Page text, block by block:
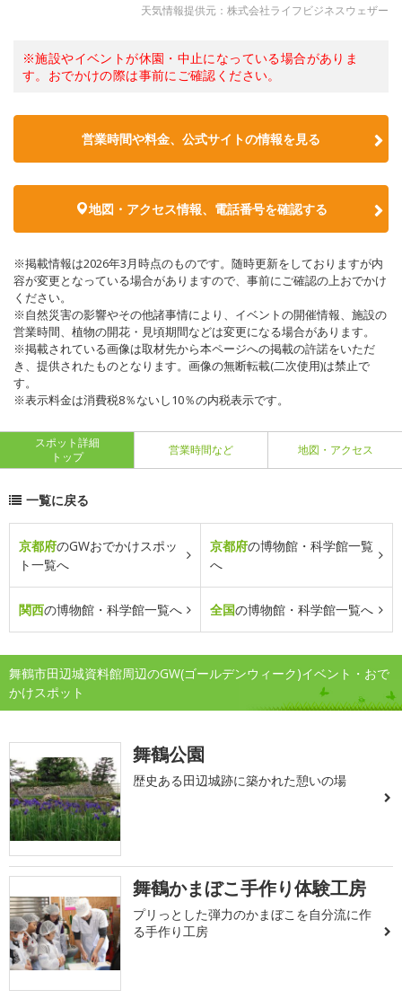
天気情報提供元：株式会社ライフビジネスウェザー
※施設やイベントが休園・中止になっている場合がありま
す。おでかけの際は事前にご確認ください。
営業時間や料金、公式サイトの情報を見る
地図・アクセス情報、電話番号を確認する
※掲載情報は2026年3月時点のものです。随時更新をしておりますが内
容が変更となっている場合がありますので、事前にご確認の上おでかけ
ください。
※自然災害の影響やその他諸事情により、イベントの開催情報、施設の
営業時間、植物の開花・見頃期間などは変更になる場合があります。
※掲載されている画像は取材先から本ページへの掲載の許諾をいただ
き、提供されたものとなります。画像の無断転載(二次使用)は禁止で
す。
※表示料金は消費税8％ないし10％の内税表示です。
スポット詳細
トップ
営業時間など 地図・アクセス
一覧に戻る
京都府のGWおでかけスポッ
ト一覧へ
京都府の博物館・科学館一覧
へ
関西の博物館・科学館一覧へ 全国の博物館・科学館一覧へ
舞鶴市田辺城資料館周辺のGW(ゴールデンウィーク)イベント・おで
かけスポット
舞鶴公園
歴史ある田辺城跡に築かれた憩いの場
舞鶴かまぼこ手作り体験工房
プリっとした弾力のかまぼこを自分流に作
る手作り工房